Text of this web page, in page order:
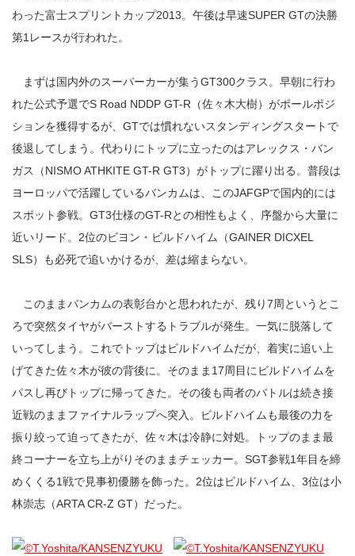
わった富士スプリントカップ2013。午後は早速SUPER GTの決勝
第1レースが行われた。
まずは国内外のスーパーカーが集うGT300クラス。早朝に行わ
れた公式予選でS Road NDDP GT-R（佐々木大樹）がポールポジ
ションを獲得するが、GTでは慣れないスタンディングスタートで
後退してしまう。代わりにトップに立ったのはアレックス・バン
ガス（NISMO ATHKITE GT-R GT3）がトップに躍り出る。普段は
ヨーロッパで活躍しているバンカムは、このJAFGPで国内的には
スポット参戦。GT3仕様のGT-Rとの相性もよく、序盤から大量に
近いリード。2位のビヨン・ビルドハイム（GAINER DICXEL
SLS）も必死で追いかけるが、差は縮まらない。
このままバンカムの表彰台かと思われたが、残り7周というとこ
ろで突然タイヤがバーストするトラブルが発生。一気に脱落して
いってしまう。これでトップはビルドハイムだが、着実に追い上
げてきた佐々木が彼の背後に。そのまま17周目にビルドハイムを
パスし再びトップに帰ってきた。その後も両者のバトルは続き接
近戦のままファイナルラップへ突入。ビルドハイムも最後の力を
振り絞って迫ってきたが、佐々木は冷静に対処。トップのまま最
終コーナーを立ち上がりそのままチェッカー。SGT参戦1年目を締
めくくる1戦で見事初優勝を飾った。2位はビルドハイム、3位は小
林崇志（ARTA CR-Z GT）だった。